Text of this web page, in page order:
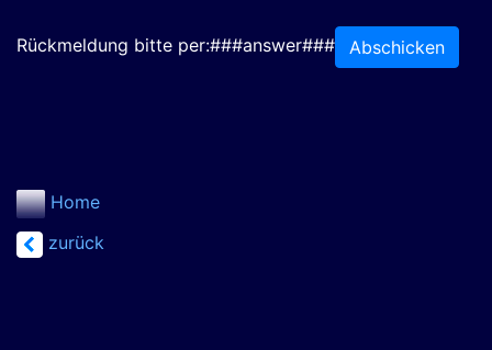
Rückmeldung bitte per:###answer### Abschicken
Home
zurück